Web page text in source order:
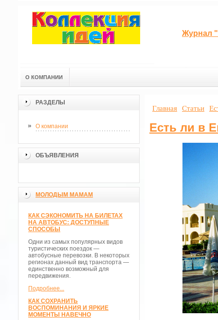
Журнал
О КОМПАНИИ
РАЗДЕЛЫ
О компании
ОБЪЯВЛЕНИЯ
МОЛОДЫМ МАМАМ
КАК СЭКОНОМИТЬ НА БИЛЕТАХ
НА АВТОБУС: ДОСТУПНЫЕ
СПОСОБЫ
Одни из самых популярных видов
туристических поездок —
автобусные перевозки. В некоторых
регионах данный вид транспорта —
единственно возможный для
передвижения.
Подробнее...
КАК СОХРАНИТЬ
ВОСПОМИНАНИЯ И ЯРКИЕ
МОМЕНТЫ НАВЕЧНО
Главная Статьи
Есть ли в